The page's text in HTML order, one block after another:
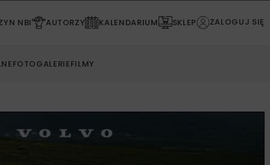
NBI AUTORZY KALENDARIUM SKLEP ZALOGUJ SIĘ
FOTOGALERIEFILMY